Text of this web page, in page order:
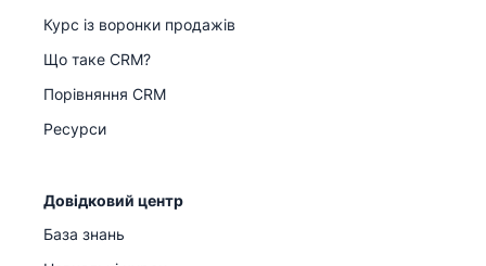
Курс із воронки продажів
Що таке CRM?
Порівняння CRM
Ресурси
Довідковий центр
База знань